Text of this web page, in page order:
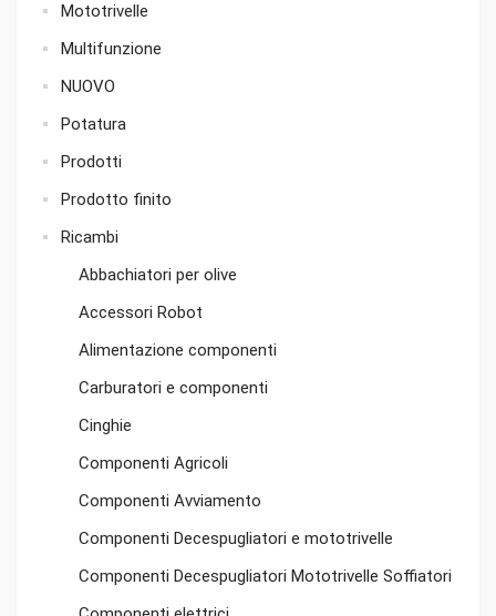
Mototrivelle
Multifunzione
NUOVO
Potatura
Prodotti
Prodotto finito
Ricambi
Abbachiatori per olive
Accessori Robot
Alimentazione componenti
Carburatori e componenti
Cinghie
Componenti Agricoli
Componenti Avviamento
Componenti Decespugliatori e mototrivelle
Componenti Decespugliatori Mototrivelle Soffiatori